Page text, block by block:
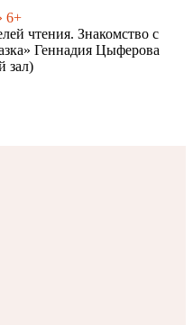
6+
чтения. Знакомство с
Геннадия Цыферова
зал)